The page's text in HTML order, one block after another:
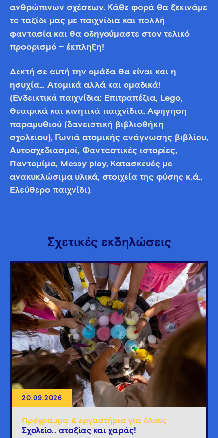
ανθρώπινων σχέσεων. Κάθε φορά θα ξεκινάμε
το ταξίδι μας με παιχνίδια και πολλή
φαντασία και θα οδηγούμαστε στον τελικό
προορισμό – έκπληξη!
Δεκτή σε αυτή την ομάδα θα είναι και η
ησυχία… Ατομικά αλλά και ομαδικά!
(Ενδεικτικά παιχνίδια: Επιτραπέζια, Lego,
Θεατρικά και κινητικά παιχνίδια, Αφήγηση
παραμυθιού (δανειστική βιβλιοθήκη
σχολείου), Γωνιά ατομικής ανάγνωσης βιβλίου,
Αυτοσχεδιασμοί, Φανταστικές ιστορίες,
Παντομίμα, Messy play, Κατασκευές με
ανακυκλώσιμα υλικά, στοιχεία της φύσης κ.ά.,
Ελεύθερο παιχνίδι).
Σχετικές εκδηλώσεις
20.09.2026
Πρόγραμμα & εργαστήρια για όλους
Σχολείο… αταξίας και χαράς!